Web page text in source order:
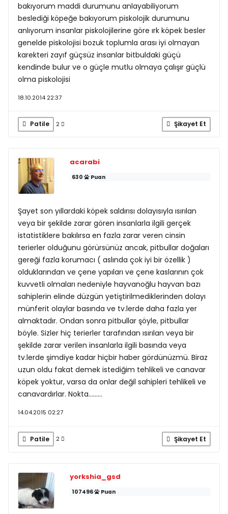
bakıyorum maddi durumunu anlayabiliyorum
beslediği köpeğe bakıyorum piskolojik durumunu
anlıyorum insanlar piskolojilerine göre ırk köpek besler
genelde piskolojisi bozuk toplumla arası iyi olmayan
karekteri zayıf güçsüz insanlar bitbuldaki güçü
kendinde bulur ve o güçle mutlu olmaya çalışır güçlü
olma piskolojisi
18.10.2014 22:37
Patile 2 Şikayet Et
acarabi
630 Puan
Şayet son yıllardaki köpek saldırısı dolayısıyla ısırılan
veya bir şekilde zarar gören insanlarla ilgili gerçek
istatistiklere bakılırsa en fazla zarar veren cinsin
terierler olduğunu görürsünüz ancak, pitbullar doğaları
gereği fazla korumacı ( aslında çok iyi bir özellik )
olduklarından ve çene yapıları ve çene kaslarının çok
kuvvetli olmaları nedeniyle hayvanoğlu hayvan bazı
sahiplerin elinde düzgün yetiştirilmediklerinden dolayı
münferit olaylar basında ve tv.lerde daha fazla yer
almaktadır. Ondan sonra pitbullar şöyle, pitbullar
böyle. Sizler hiç terierler tarafından ısırılan veya bir
şekilde zarar verilen insanlarla ilgili basında veya
tv.lerde şimdiye kadar hiçbir haber gördünüzmü. Biraz
uzun oldu fakat demek istediğim tehlikeli ve canavar
köpek yoktur, varsa da onlar değil sahipleri tehlikeli ve
canavardırlar. Nokta.........
14.04.2015 02:27
Patile 2 Şikayet Et
yorkshia_gsd
107496 Puan